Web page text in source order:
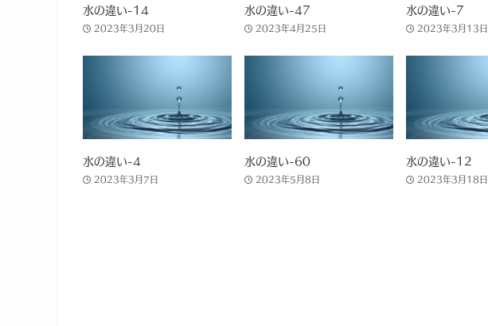
水の違い-14
2023年3月20日
水の違い-47
2023年4月25日
水の違い-7
2023年3月13日
水の違い-4
2023年3月7日
水の違い-60
2023年5月8日
水の違い-12
2023年3月18日